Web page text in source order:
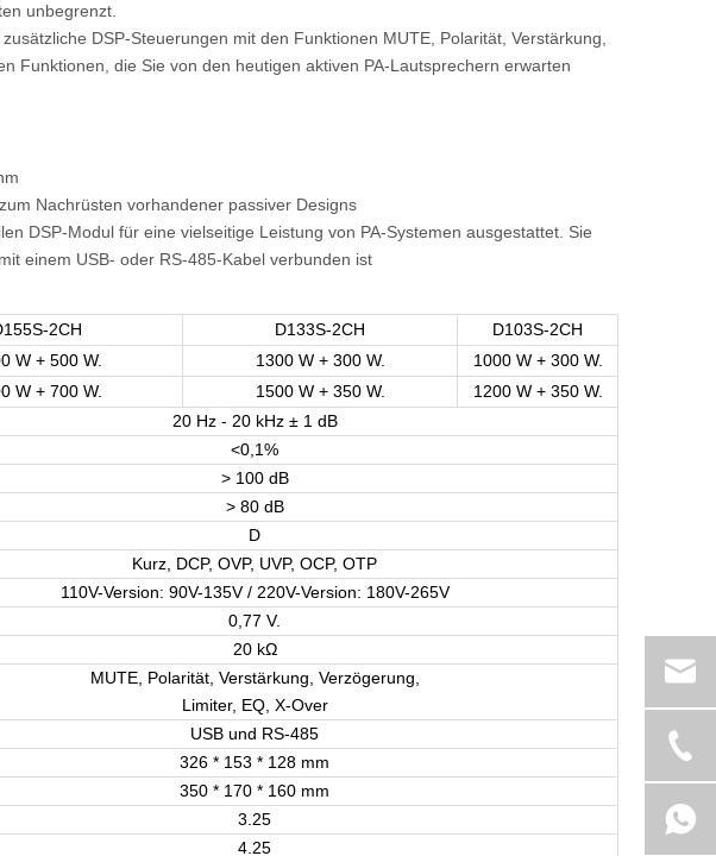
unbegrenzt.
DSP-Steuerungen mit den Funktionen MUTE, Polarität, Verstärkung,
Funktionen, die Sie von den heutigen aktiven PA-Lautsprechern erwarten
Nachrüsten vorhandener passiver Designs
DSP-Modul für eine vielseitige Leistung von PA-Systemen ausgestattet. Sie
einem USB- oder RS-485-Kabel verbunden ist
2CH D133S-2CH
D103S-2CH
W + 500 W. 1300 W + 300 W.
1000 W + 300 W.
W + 700 W. 1500 W + 350 W.
1200 W + 350 W.
20 Hz - 20 kHz ± 1 dB
<0,1%
> 100 dB
> 80 dB
D
Kurz, DCP, OVP, UVP, OCP, OTP
110V-Version: 90V-135V / 220V-Version: 180V-265V
0,77 V.
20 kΩ
MUTE, Polarität, Verstärkung, Verzögerung,
Limiter, EQ, X-Over
USB und RS-485
326 * 153 * 128 mm
350 * 170 * 160 mm
3.25
4.25